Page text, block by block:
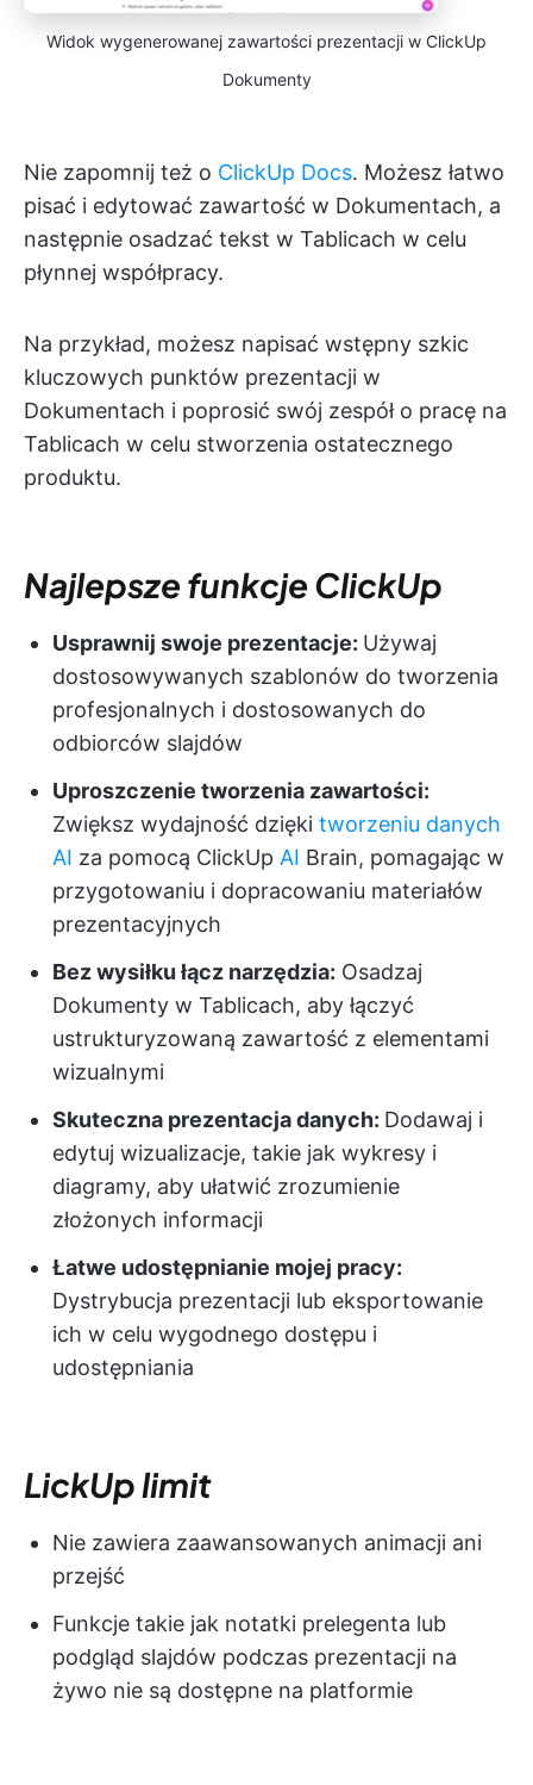
Widok wygenerowanej zawartości prezentacji w ClickUp
Dokumenty
Nie zapomnij też o ClickUp Docs. Możesz łatwo
pisać i edytować zawartość w Dokumentach, a
następnie osadzać tekst w Tablicach w celu
płynnej współpracy.
Na przykład, możesz napisać wstępny szkic
kluczowych punktów prezentacji w
Dokumentach i poprosić swój zespół o pracę na
Tablicach w celu stworzenia ostatecznego
produktu.
Najlepsze funkcje ClickUp
Usprawnij swoje prezentacje: Używaj
dostosowywanych szablonów do tworzenia
profesjonalnych i dostosowanych do
odbiorców slajdów
Uproszczenie tworzenia zawartości:
Zwiększ wydajność dzięki tworzeniu danych
AI za pomocą ClickUp AI Brain, pomagając w
przygotowaniu i dopracowaniu materiałów
prezentacyjnych
Bez wysiłku łącz narzędzia: Osadzaj
Dokumenty w Tablicach, aby łączyć
ustrukturyzowaną zawartość z elementami
wizualnymi
Skuteczna prezentacja danych: Dodawaj i
edytuj wizualizacje, takie jak wykresy i
diagramy, aby ułatwić zrozumienie
złożonych informacji
Łatwe udostępnianie mojej pracy:
Dystrybucja prezentacji lub eksportowanie
ich w celu wygodnego dostępu i
udostępniania
LickUp limit
Nie zawiera zaawansowanych animacji ani
przejść
Funkcje takie jak notatki prelegenta lub
podgląd slajdów podczas prezentacji na
żywo nie są dostępne na platformie